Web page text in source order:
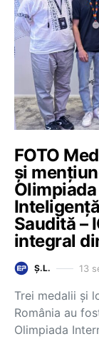
FOTO
și
Saudită –
integral
Ș.L. 13
Trei medalii și
România au
Olimpiada